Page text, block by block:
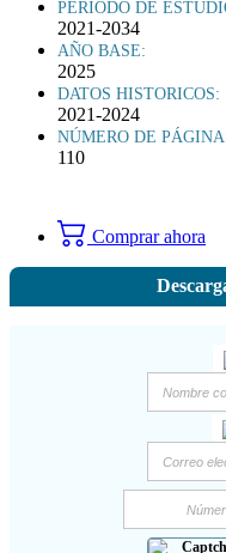
PERIODO DE
2021-2034
AÑO BASE:
2025
DATOS HISTORICOS:
2021-2024
NÚMERO DE
110
Comprar ahora